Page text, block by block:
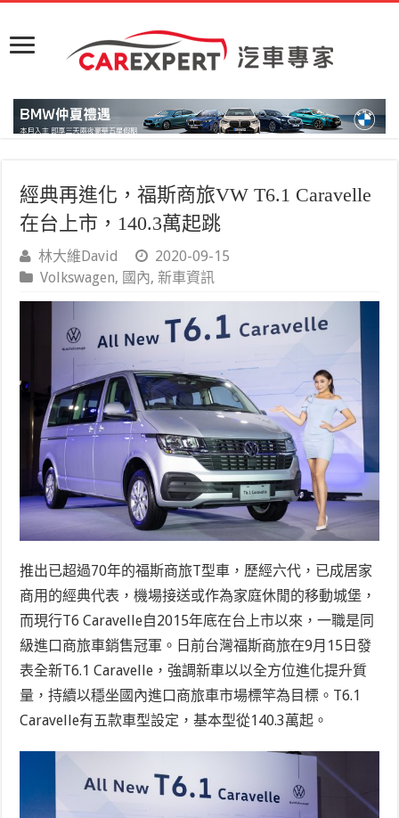
經典再進化，福斯商旅VW T6.1 Caravelle
在台上市，140.3萬起跳
林大維David
2020-09-15
Volkswagen, 國內,新車資訊
推出已超過70年的福斯商旅T型車，歷經六代，已成居家
商用的經典代表，機場接送或作為家庭休閒的移動城堡，
而現行T6 Caravelle自2015年底在台上市以來，一職是同
級進口商旅車銷售冠軍。日前台灣福斯商旅在9月15日發
表全新T6.1 Caravelle，強調新車以以全方位進化提升質
量，持續以穩坐國內進口商旅車市場標竿為目標。T6.1
Caravelle有五款車型設定，基本型從140.3萬起。